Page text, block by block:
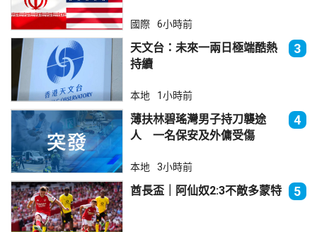
國際 6小時前
天文台：未來一兩日極端酷熱
持續
3
本地 1小時前
薄扶林碧瑤灣男子持刀襲途
人 一名保安及外傭受傷
4
本地 3小時前
酋長盃｜阿仙奴2:3不敵多蒙特 5